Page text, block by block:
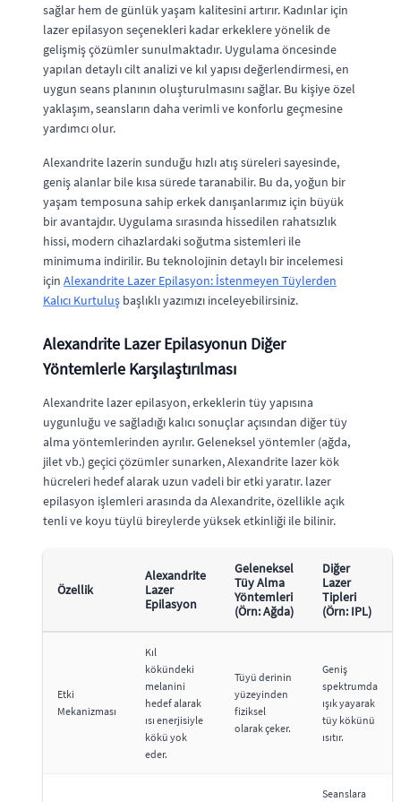
sağlar hem de günlük yaşam kalitesini artırır. Kadınlar için
lazer epilasyon seçenekleri kadar erkeklere yönelik de
gelişmiş çözümler sunulmaktadır. Uygulama öncesinde
yapılan detaylı cilt analizi ve kıl yapısı değerlendirmesi, en
uygun seans planının oluşturulmasını sağlar. Bu kişiye özel
yaklaşım, seansların daha verimli ve konforlu geçmesine
yardımcı olur.
Alexandrite lazerin sunduğu hızlı atış süreleri sayesinde,
geniş alanlar bile kısa sürede taranabilir. Bu da, yoğun bir
yaşam temposuna sahip erkek danışanlarımız için büyük
bir avantajdır. Uygulama sırasında hissedilen rahatsızlık
hissi, modern cihazlardaki soğutma sistemleri ile
minimuma indirilir. Bu teknolojinin detaylı bir incelemesi
için Alexandrite Lazer Epilasyon: İstenmeyen Tüylerden
Kalıcı Kurtuluş başlıklı yazımızı inceleyebilirsiniz.
Alexandrite Lazer Epilasyonun Diğer
Yöntemlerle Karşılaştırılması
Alexandrite lazer epilasyon, erkeklerin tüy yapısına
uygunluğu ve sağladığı kalıcı sonuçlar açısından diğer tüy
alma yöntemlerinden ayrılır. Geleneksel yöntemler (ağda,
jilet vb.) geçici çözümler sunarken, Alexandrite lazer kök
hücreleri hedef alarak uzun vadeli bir etki yaratır. lazer
epilasyon işlemleri arasında da Alexandrite, özellikle açık
tenli ve koyu tüylü bireylerde yüksek etkinliği ile bilinir.
Özellik
Alexandrite
Lazer
Epilasyon
Geleneksel
Tüy Alma
Yöntemleri
(Örn: Ağda)
Diğer
Lazer
Tipleri
(Örn: IPL)
Etki
Mekanizması
Kıl
kökündeki
melanini
hedef alarak
ısı enerjisiyle
kökü yok
eder.
Tüyü derinin
yüzeyinden
fiziksel
olarak çeker.
Geniş
spektrumda
ışık yayarak
tüy kökünü
ısıtır.
Seanslara